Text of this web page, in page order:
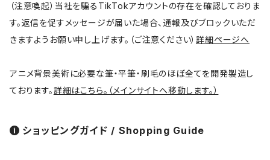
（注意喚起）当社を騙るTikTokアカウントの存在を確認しておりま
す。返信を促すメッセージが届いた場合、通報及びブロックいただ
きますようお願い申し上げます。（ご注意ください）詳細ページへ
アニメ背景美術に必要な筆・平筆・刷毛のほぼ全てを開発製造し
ております。詳細はこちら。（メインサイトへ移動します。）
ショッピングガイド / Shopping Guide